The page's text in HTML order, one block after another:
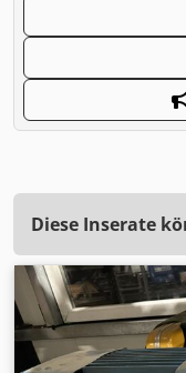
Diese Inserate